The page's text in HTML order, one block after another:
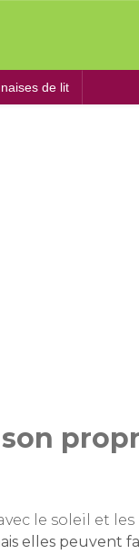
de lit
le soleil et les
elles peuvent